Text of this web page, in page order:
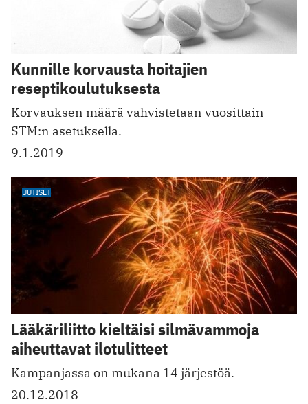
Kunnille korvausta hoitajien
reseptikoulutuksesta
Korvauksen määrä vahvistetaan vuosittain
STM:n asetuksella.
9.1.2019
UUTISET
Lääkäriliitto kieltäisi silmävammoja
aiheuttavat ilotulitteet
Kampanjassa on mukana 14 järjestöä.
20.12.2018